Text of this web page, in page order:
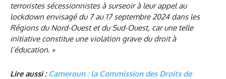
terroristes sécessionnistes à surseoir à leur appel au
lockdown envisagé du 7 au 17 septembre 2024 dans les
Régions du Nord-Ouest et du Sud-Ouest, car une telle
initiative constitue une violation grave du droit à
l’éducation. »
Lire aussi :Cameroun : la Commission des Droits de